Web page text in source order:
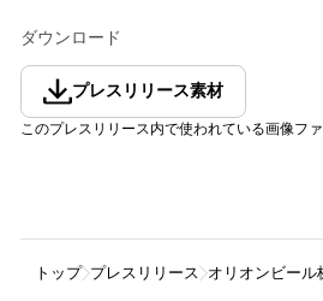
ダウンロード
プレスリリース素材
このプレスリリース内で使われている画像フ
トップ プレスリリース オリオンビール